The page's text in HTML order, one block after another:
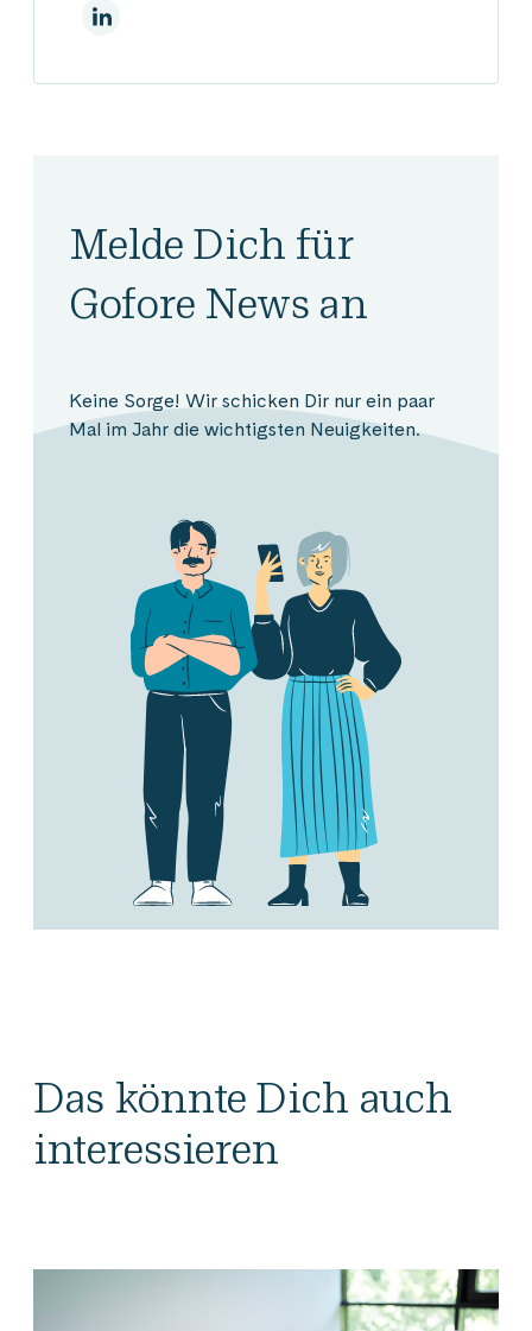
Auf Linkedin
Melde Dich für
Gofore News an
Keine Sorge! Wir schicken Dir nur ein paar
Mal im Jahr die wichtigsten Neuigkeiten.
Das könnte Dich auch
interessieren